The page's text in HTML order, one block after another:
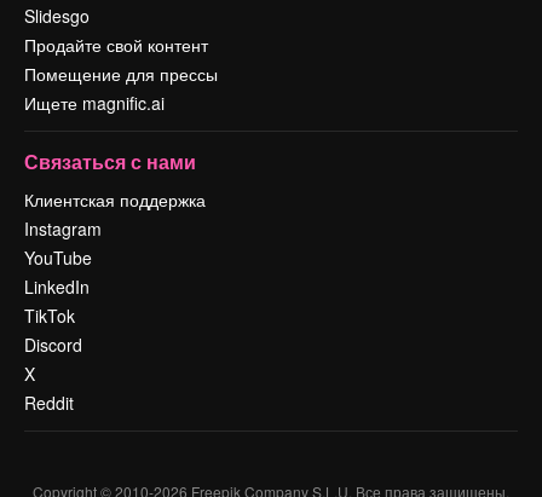
Slidesgo
Продайте свой контент
Помещение для прессы
Ищете magnific.ai
Связаться с нами
Клиентская поддержка
Instagram
YouTube
LinkedIn
TikTok
Discord
X
Reddit
Copyright © 2010-2026 Freepik Company S.L.U. Все права защищены.